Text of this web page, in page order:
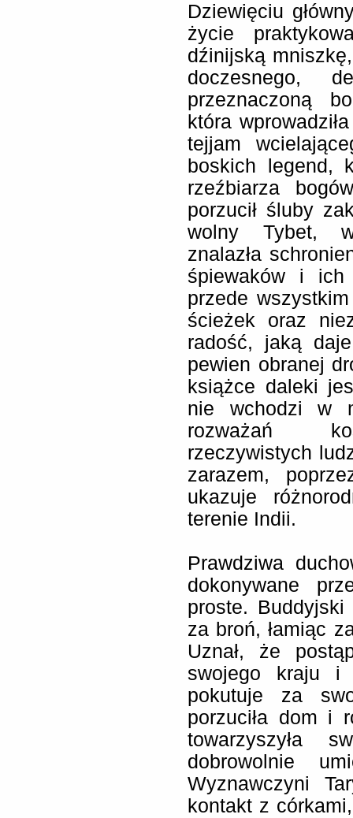
Dziewięciu
życie
dźinijską
doczesnego,
przeznaczoną
która
tejjam
boskich legend,
rzeźbiarza
porzucił śluby
wolny Tybet,
znalazła
śpiewaków i ich
przede
ścieżek oraz
radość, jaką
pewien obranej
książce daleki
nie wchodzi w
rozważań
rzeczywistych
zarazem,
ukazuje
terenie Indii.
Prawdziwa
dokonywane
proste. Buddyjski
za broń, łamiąc
Uznał, że
swojego kraju
pokutuje za
porzuciła dom i
towarzyszyła
dobrowolnie
Wyznawczyni
kontakt z